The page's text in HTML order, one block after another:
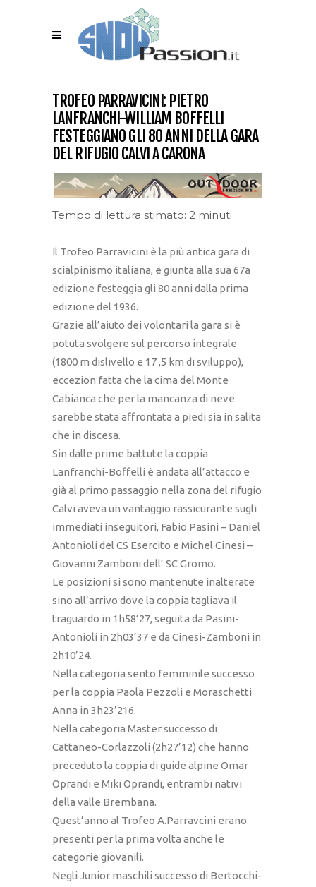
TROFEO PARRAVICINI: PIETRO
LANFRANCHI-WILLIAM BOFFELLI
FESTEGGIANO GLI 80 ANNI DELLA GARA
DEL RIFUGIO CALVI A CARONA
Tempo di lettura stimato: 2 minuti
Il Trofeo Parravicini è la più antica gara di
scialpinismo italiana, e giunta alla sua 67a
edizione festeggia gli 80 anni dalla prima
edizione del 1936.
Grazie all’aiuto dei volontari la gara si è
potuta svolgere sul percorso integrale
(1800 m dislivello e 17 ,5 km di sviluppo),
eccezion fatta che la cima del Monte
Cabianca che per la mancanza di neve
sarebbe stata affrontata a piedi sia in salita
che in discesa.
Sin dalle prime battute la coppia
Lanfranchi-Boffelli è andata all’attacco e
già al primo passaggio nella zona del rifugio
Calvi aveva un vantaggio rassicurante sugli
immediati inseguitori, Fabio Pasini – Daniel
Antonioli del CS Esercito e Michel Cinesi –
Giovanni Zamboni dell’ SC Gromo.
Le posizioni si sono mantenute inalterate
sino all’arrivo dove la coppia tagliava il
traguardo in 1h58’27, seguita da Pasini-
Antonioli in 2h03’37 e da Cinesi-Zamboni in
2h10’24.
Nella categoria sento femminile successo
per la coppia Paola Pezzoli e Moraschetti
Anna in 3h23’216.
Nella categoria Master successo di
Cattaneo-Corlazzoli (2h27’12) che hanno
preceduto la coppia di guide alpine Omar
Oprandi e Miki Oprandi, entrambi nativi
della valle Brembana.
Quest’anno al Trofeo A.Parravcini erano
presenti per la prima volta anche le
categorie giovanili.
Negli Junior maschili successo di Bertocchi-